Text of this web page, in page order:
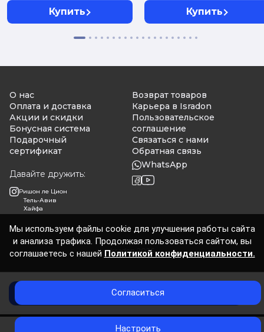
Добавить в корзину
Купить Купить
О нас
Оплата и доставка
Акции и скидки
Бонусная система
Подарочный
сертификат
Давайте дружить:
Ришон ле Цион
Тель-Авив
Хайфа
Возврат товаров
Карьера в Isradon
Пользовательское
соглашение
Связаться с нами
Обратная связь
WhatsApp
Isradon 2026
Мы используем файлы cookie для улучшения работы сайта
и анализа трафика. Продолжая пользоваться сайтом, вы
соглашаетесь с нашей Политикой конфиденциальности.
Согласиться
Настроить